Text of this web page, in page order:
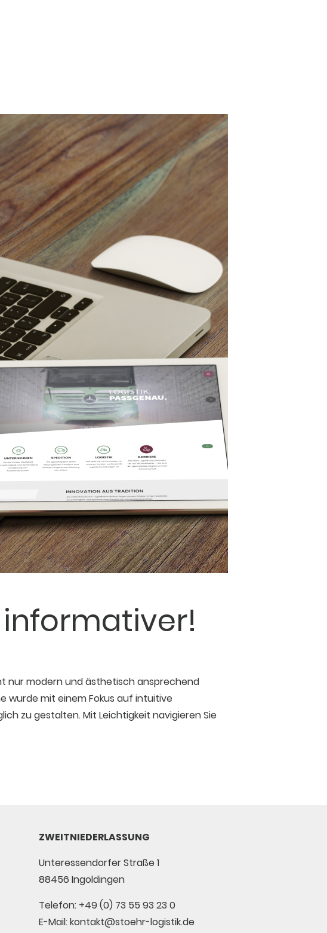
nur modern und ästhetisch ansprechend
wurde mit einem Fokus auf intuitive
zu gestalten. Mit Leichtigkeit navigieren Sie
ZWEITNIEDERLASSUNG
Unteressendorfer Straße 1
88456 Ingoldingen
Telefon: +49 (0) 73 55 93 23 0
E-Mail: kontakt@stoehr-logistik.de